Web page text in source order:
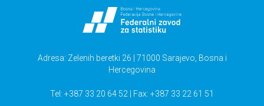
Adresa: Zelenih beretki 26 | 71000 Sarajevo, Bosna i
Hercegovina
Tel: +387 33 20 64 52 | Fax: +387 33 22 61 51